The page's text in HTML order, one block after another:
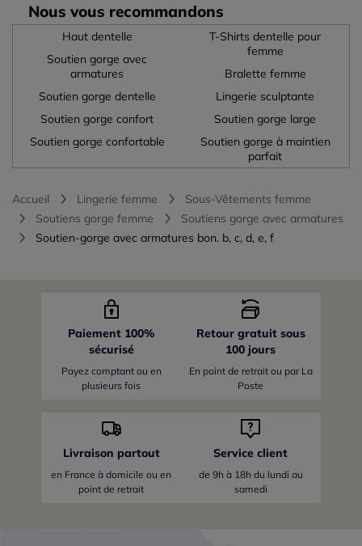
Nous vous recommandons
Haut dentelle
Soutien gorge avec
armatures
Soutien gorge dentelle
T-Shirts dentelle pour
femme
Bralette femme
Lingerie sculptante
Soutien gorge confort
Soutien gorge confortable
Soutien gorge large
Soutien gorge à maintien
parfait
Accueil Lingerie femme
Sous-Vêtements femme
Soutiens gorge femme
Soutiens gorge avec armatures
Soutien-gorge avec armatures bon. b, c, d, e, f
Paiement 100%
sécurisé
Payez comptant ou en
plusieurs fois
Retour gratuit sous
100 jours
En point de retrait ou par La
Poste
Livraison partout
en France à domicile ou en
point de retrait
Service client
de 9h à 18h du lundi au
samedi